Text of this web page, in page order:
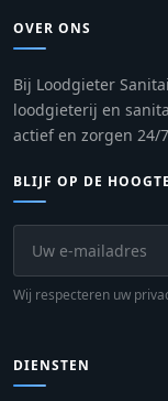
OVER ONS
Bij Loodgieter
loodgieterij en
actief en zorgen 24/
BLIJF OP DE HOOGTE
Wij respecteren uw
DIENSTEN